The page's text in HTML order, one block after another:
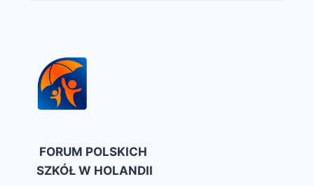
FORUM POLSKICH
SZKÓŁ W HOLANDII